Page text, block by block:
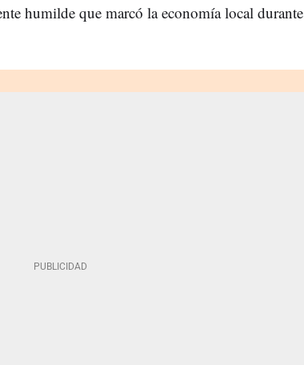
humilde que marcó la economía local durante